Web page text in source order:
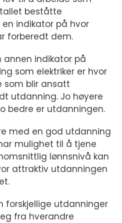
beståtte
indikator på hvor
forberedt dem.
annen indikator på
som elektriker er hvor
som blir ansatt
utdanning. Jo høyere
bedre er utdanningen.
med en god utdanning
mulighet til å tjene
lønnsnivå kan
attraktiv utdanningen
forskjellige utdanninger
fra hverandre